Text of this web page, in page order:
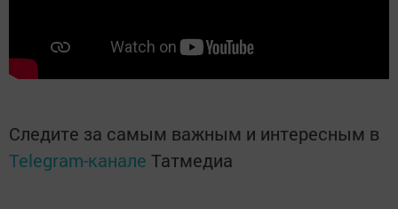
Следите за самым важным и интересным в
Telegram-канале Татмедиа